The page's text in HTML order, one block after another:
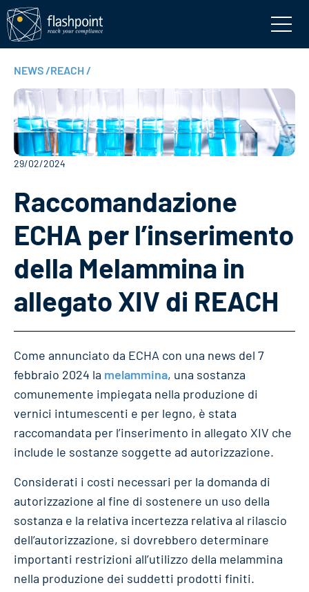
NEWS /REACH /
29/02/2024
Raccomandazione
ECHA per l’inserimento
della Melammina in
allegato XIV di REACH
Come annunciato da ECHA con una news del 7
febbraio 2024 la melammina, una sostanza
comunemente impiegata nella produzione di
vernici intumescenti e per legno, è stata
raccomandata per l’inserimento in allegato XIV che
include le sostanze soggette ad autorizzazione.
Considerati i costi necessari per la domanda di
autorizzazione al fine di sostenere un uso della
sostanza e la relativa incertezza relativa al rilascio
dell’autorizzazione, si dovrebbero determinare
importanti restrizioni all’utilizzo della melammina
nella produzione dei suddetti prodotti finiti.